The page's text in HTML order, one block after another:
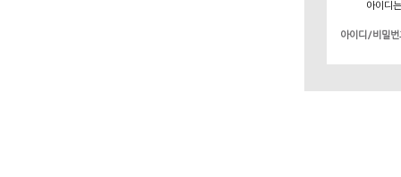
아이디
아이디/비밀번